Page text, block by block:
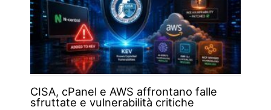
CISA, cPanel e AWS affrontano falle
sfruttate e vulnerabilità critiche